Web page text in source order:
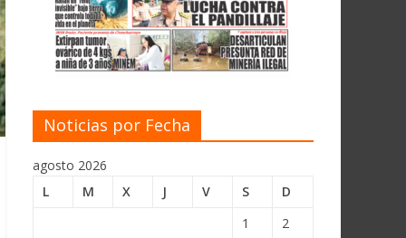
Noticias por Fecha
agosto 2026
L
M X J V S
D
1
2